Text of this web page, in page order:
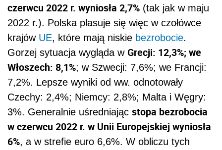
czerwcu 2022 r. wyniosła 2,7% (tak jak w maju
2022 r.). Polska plasuje się więc w czołówce
krajów UE, które mają niskie bezrobocie.
Gorzej sytuacja wygląda w Grecji: 12,3%; we
Włoszech: 8,1%; w Szwecji: 7,6%; we Francji:
7,2%. Lepsze wyniki od ww. odnotowały
Czechy: 2,4%; Niemcy: 2,8%; Malta i Węgry:
3%. Generalnie uśredniając stopa bezrobocia
w czerwcu 2022 r. w Unii Europejskiej wyniosła
6%, a w strefie euro 6,6%. W obliczu tych